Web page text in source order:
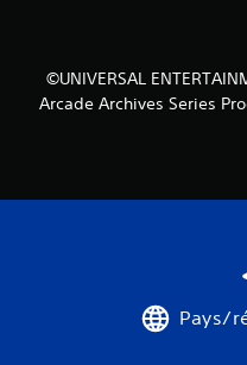
©UNIVERSAL
Arcade Archives Series
Pays/